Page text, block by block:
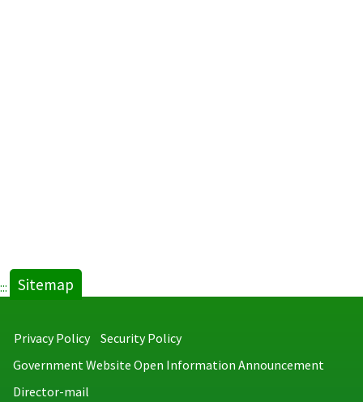
::: Sitemap
Privacy Policy
Security Policy
Government Website Open Information Announcement
Director-mail